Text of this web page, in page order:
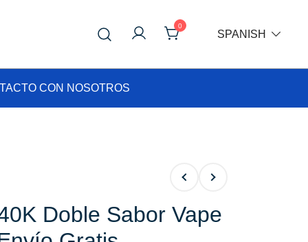
0
SPANISH
CON NOSOTROS
Doble Sabor Vape